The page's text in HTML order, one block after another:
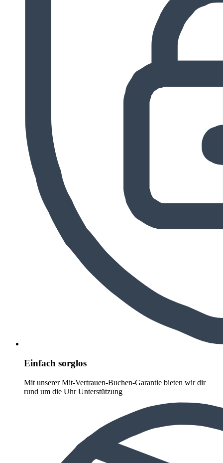
Einfach sorglos
Mit unserer Mit-Vertrauen-Buchen-Garantie bieten wir dir
rund um die Uhr Unterstützung